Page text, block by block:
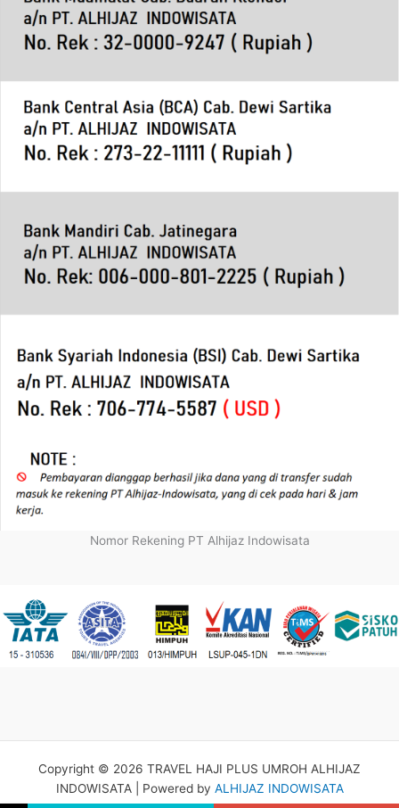
Nomor Rekening PT Alhijaz Indowisata
Copyright © 2026 TRAVEL HAJI PLUS UMROH ALHIJAZ
INDOWISATA | Powered by ALHIJAZ INDOWISATA